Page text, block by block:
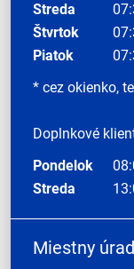
Streda
Štvrtok
Piatok
* cez okienko,
Doplnkové
Pondelok
Streda
Miestny